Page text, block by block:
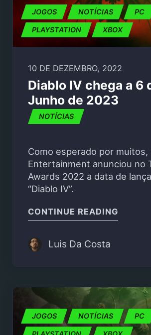
JOGOS NOTÍCIAS PC
PLAYSTATION XBOX
10 DE DEZEMBRO, 2022
Diablo IV chega a 6
Junho de 2023
NOTÍCIAS
Como esperado por muitos,
Entertainment anunciou no
Awards 2022 a data de
“Diablo IV”.
CONTINUE READING
Luis Da Costa
JOGOS NOTÍCIAS PC